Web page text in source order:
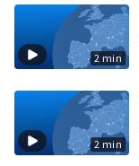
2 min
2 min